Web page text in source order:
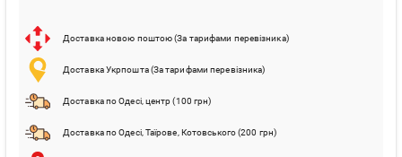
Доставка новою поштою (За тарифами перевізника)
Доставка Укрпошта (За тарифами перевізника)
Доставка по Одесі, центр (100 грн)
Доставка по Одесі, Таїрове, Котовського (200 грн)